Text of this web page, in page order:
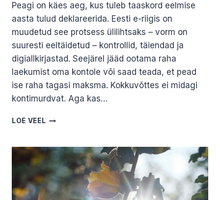
Peagi on käes aeg, kus tuleb taaskord eelmise
aasta tulud deklareerida. Eesti e-riigis on
muudetud see protsess ülilihtsaks – vorm on
suuresti eeltäidetud – kontrollid, täiendad ja
digiallkirjastad. Seejärel jääd ootama raha
laekumist oma kontole või saad teada, et pead
ise raha tagasi maksma. Kokkuvõttes ei midagi
kontimurdvat. Aga kas…
LOE VEEL TULUDEKLARATSIOON
MARIS
PRISKO